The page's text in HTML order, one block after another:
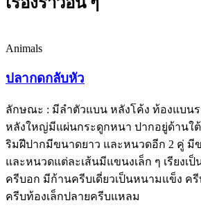
Animals
ปลากดกลับหัว
ลักษณะ : มีลำตัวแบน หลังโค้ง ท้องแบน
หลังใหญ่มีแผ่นกระดูกหนา ปากอยู่ด้านใ
ริมฝีปากมีขนาดยาว และหนวดอีก 2 คู่ มี
และหนวดแต่ละเส้นมีแขนงเล็ก ๆ เรียงเ
ครีบอก มีก้านครีบเดี่ยวเป็นหนามแข็ง
ครีบท้องเล็กปลายครีบแหลม